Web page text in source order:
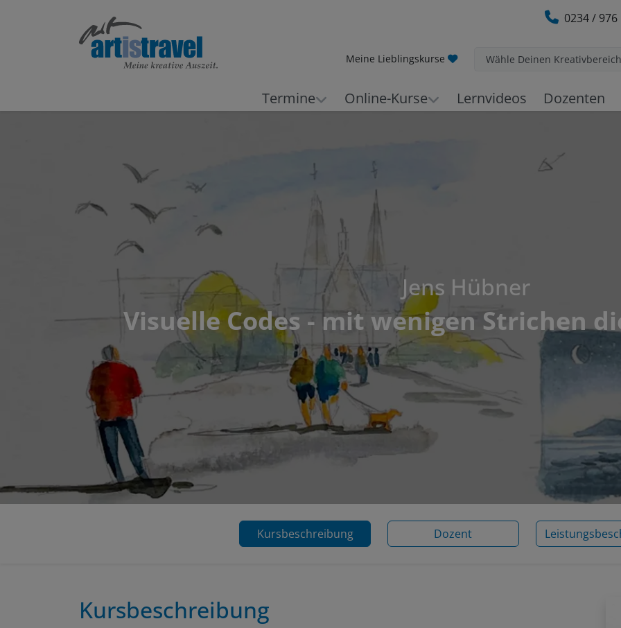
0234 / 976
Meine Lieblingskurse Wähle Deinen Kreativbereich
Termine Online-Kurse Lernvideos Dozenten
Jens Hübner
Visuelle Codes - mit wenigen Strichen
Kursbeschreibung Dozent
Kursbeschreibung